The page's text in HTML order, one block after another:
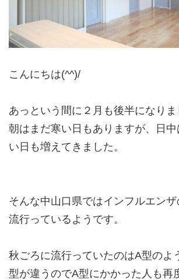
こんにちは(^^)/
あっという間に２月も後半になりま
朝はまだ寒い日もありますが、日
い日も増えてきました。
そんな中山口県ではインフルエンザ
流行っているようです。
秋ごろに流行っていたのはA型のよ
型が違うのでA型にかかった人も再